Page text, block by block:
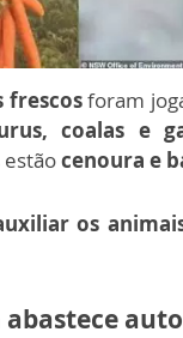
frescosforam
coalas e
estãocenoura e
os